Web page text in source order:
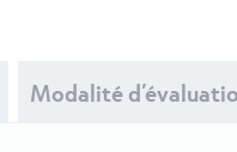
Modalité